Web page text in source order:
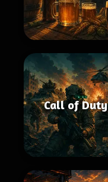
Call of Duty